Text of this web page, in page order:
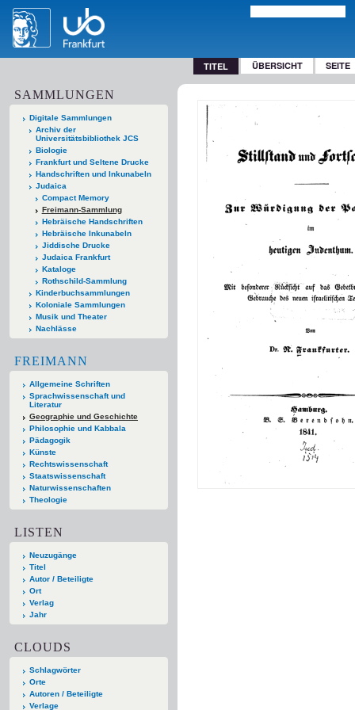
TITEL ÜBERSICHT SEITE
SAMMLUNGEN
Digitale Sammlungen
Archiv der
Universitätsbibliothek JCS
Biologie
Frankfurt und Seltene Drucke
Handschriften und Inkunabeln
Judaica
Compact Memory
Freimann-Sammlung
Hebräische Handschriften
Hebräische Inkunabeln
Jiddische Drucke
Judaica Frankfurt
Kataloge
Rothschild-Sammlung
Kinderbuchsammlungen
Koloniale Sammlungen
Musik und Theater
Nachlässe
FREIMANN
Allgemeine Schriften
Sprachwissenschaft und
Literatur
Geographie und Geschichte
Philosophie und Kabbala
Pädagogik
Künste
Rechtswissenschaft
Staatswissenschaft
Naturwissenschaften
Theologie
LISTEN
Neuzugänge
Titel
Autor / Beteiligte
Ort
Verlag
Jahr
CLOUDS
Schlagwörter
Orte
Autoren / Beteiligte
Verlage